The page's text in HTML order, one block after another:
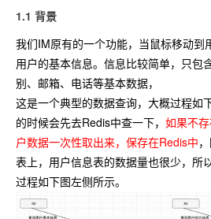
1.1 背景
我们IM原有的一个功能，当鼠标移动到
用户的基本信息。信息比较简单，只包
别、邮箱、电话等基本数据，
这是一个典型的数据查询，大概过程如
的时候会先去Redis中查一下， 如果不
户数据一次性取出来，保存在Redis中
表上，用户信息表的数据量也很少，所
过程如下图左侧所示。